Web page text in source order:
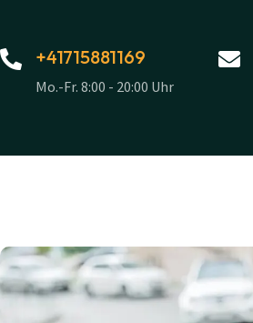
+41715881169
Mo.-Fr. 8:00 - 20:00 Uhr